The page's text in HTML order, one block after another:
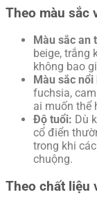
Theo màu sắc
Màu sắc an
beige, trắng
không bao
Màu sắc nổi
fuchsia,
ai muốn thể
Độ tuổi: Dù
cổ điển
trong khi
chuộng.
Theo chất liệu